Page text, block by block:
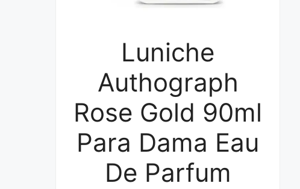
Luniche
Authograph
Rose Gold 90ml
Para Dama Eau
De Parfum